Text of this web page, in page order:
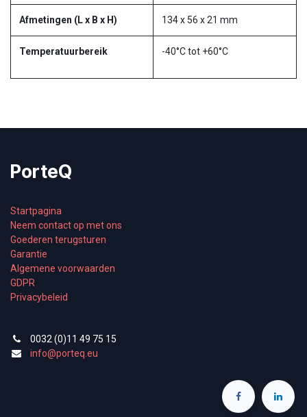
Afmetingen (L x B x H) 134 x 56 x 21 mm
Temperatuurbereik -40°C tot +60°C
PorteQ
Startpagina
Neem contact op met ons
Goederen terugsturen
Garantie
Algemene voorwaarden
GDPR
Privacybeleid
0032 (0)11 49 75 15
info@porteq.eu